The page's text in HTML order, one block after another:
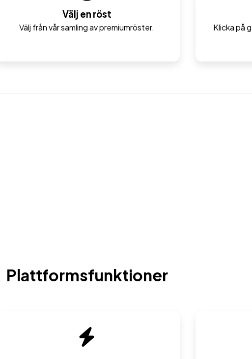
Välj en röst
Välj från vår samling av premiumröster. Klicka på
Plattformsfunktioner